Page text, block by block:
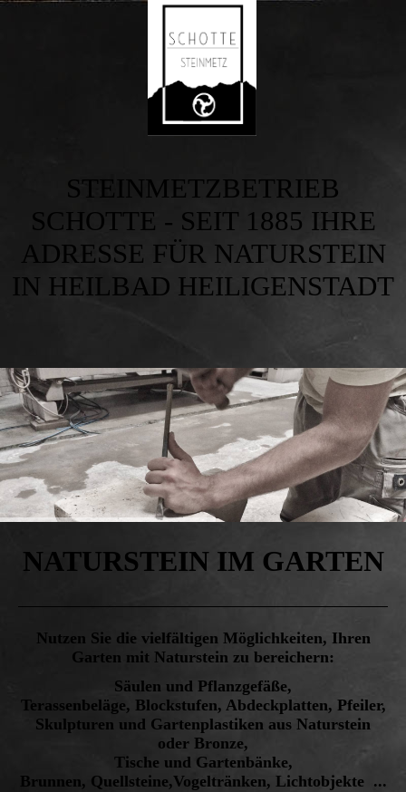
STEINMETZBETRIEB
SCHOTTE - SEIT 1885 IHRE
ADRESSE FÜR NATURSTEIN
IN HEILBAD HEILIGENSTADT
NATURSTEIN IM GARTEN
Nutzen Sie die vielfältigen Möglichkeiten, Ihren
Garten mit Naturstein zu bereichern:
Säulen und Pflanzgefäße,
Terassenbeläge, Blockstufen, Abdeckplatten, Pfeiler,
Skulpturen und Gartenplastiken aus Naturstein
oder Bronze,
Tische und Gartenbänke,
Brunnen, Quellsteine,Vogeltränken, Lichtobjekte ...